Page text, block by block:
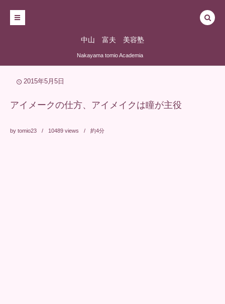
中山 富夫 美容塾
Nakayama tomio Academia
2015年5月5日
アイメークの仕方、アイメイクは瞳が主役
by tomio23 10489 views 約4分